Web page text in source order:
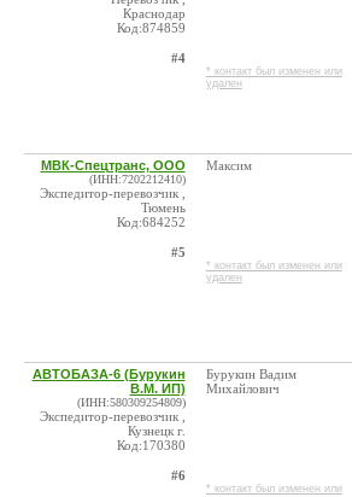
Краснодар
Код:874859
#4
* контакт был изменен или
удален
МВК-Спецтранс, ООО
(ИНН:7202212410)
Экспедитор-перевозчик ,
Тюмень
Код:684252
#5
Максим
* контакт был изменен или
удален
АВТОБАЗА-6 (Бурукин
В.М. ИП)
(ИНН:580309254809)
Экспедитор-перевозчик ,
Кузнецк г.
Код:170380
#6
Бурукин Вадим
Михайлович
* контакт был изменен или